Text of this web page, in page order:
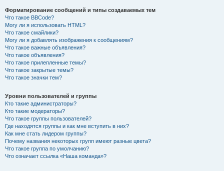
Форматирование сообщений и типы создаваемых тем
Что такое BBCode?
Могу ли я использовать HTML?
Что такое смайлики?
Могу ли я добавлять изображения к сообщениям?
Что такое важные объявления?
Что такое объявления?
Что такое прилепленные темы?
Что такое закрытые темы?
Что такое значки тем?
Уровни пользователей и группы
Кто такие администраторы?
Кто такие модераторы?
Что такое группы пользователей?
Где находятся группы и как мне вступить в них?
Как мне стать лидером группы?
Почему названия некоторых групп имеют разные цвета?
Что такое группа по умолчанию?
Что означает ссылка «Наша команда»?